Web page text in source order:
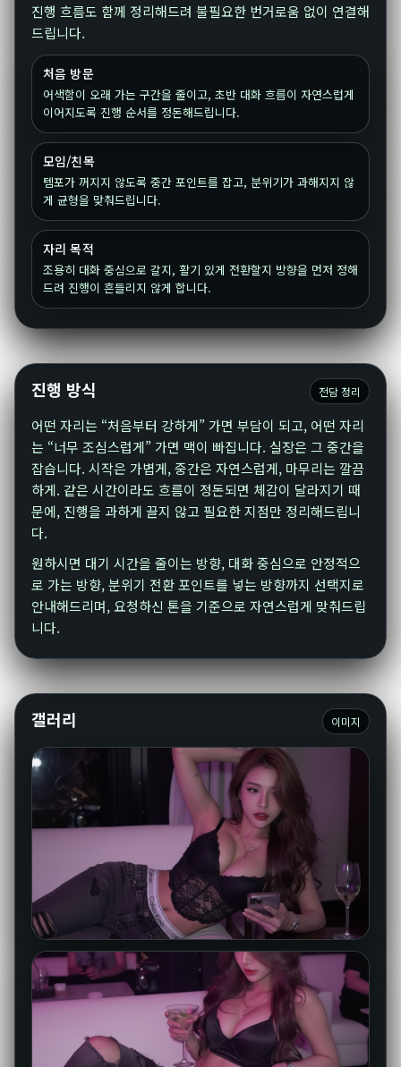
진행 흐름도 함께 정리해드려 불필요한 번거로움 없이 연결해
드립니다.
처음 방문
어색함이 오래 가는 구간을 줄이고, 초반 대화 흐름이 자연스럽게
이어지도록 진행 순서를 정돈해드립니다.
모임/친목
템포가 꺼지지 않도록 중간 포인트를 잡고, 분위기가 과해지지 않
게 균형을 맞춰드립니다.
자리 목적
조용히 대화 중심으로 갈지, 활기 있게 전환할지 방향을 먼저 정해
드려 진행이 흔들리지 않게 합니다.
진행 방식 전담 정리
어떤 자리는 “처음부터 강하게” 가면 부담이 되고, 어떤 자리
는 “너무 조심스럽게” 가면 맥이 빠집니다. 실장은 그 중간을
잡습니다. 시작은 가볍게, 중간은 자연스럽게, 마무리는 깔끔
하게. 같은 시간이라도 흐름이 정돈되면 체감이 달라지기 때
문에, 진행을 과하게 끌지 않고 필요한 지점만 정리해드립니
다.
원하시면 대기 시간을 줄이는 방향, 대화 중심으로 안정적으
로 가는 방향, 분위기 전환 포인트를 넣는 방향까지 선택지로
안내해드리며, 요청하신 톤을 기준으로 자연스럽게 맞춰드립
니다.
갤러리 이미지